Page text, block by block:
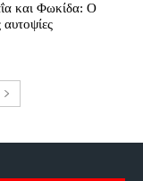
και Φωκίδα: Ο
αυτοψίες